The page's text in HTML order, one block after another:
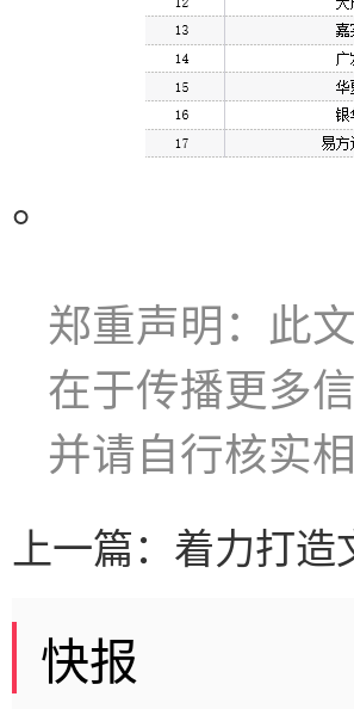
。
郑重声明：此
在于传播更多
并请自行核实
上一篇： 着力打造
快报